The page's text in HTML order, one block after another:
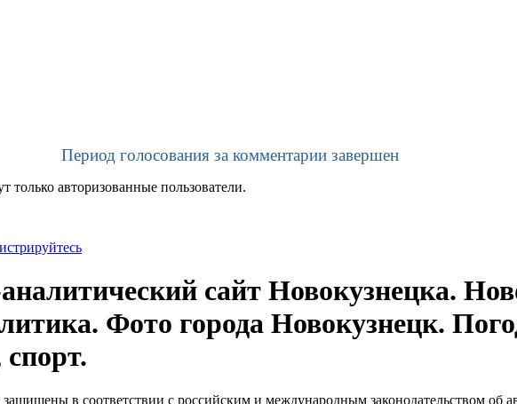
Период голосования за комментарии завершен
только авторизованные пользователи.
сайт Новокузнецка.
Фото города Новокузнецк.
в соответствии с российским и международным законодательством